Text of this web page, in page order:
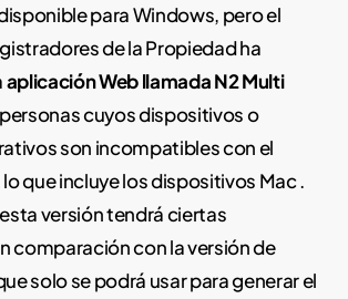
para Windows, pero el
de la Propiedad ha
aplicación Web llamada N2 Multi
cuyos dispositivos o
son incompatibles con el
lo que incluye los dispositivos Mac .
versión tendrá ciertas
comparación con la versión de
solo se podrá usar para generar el